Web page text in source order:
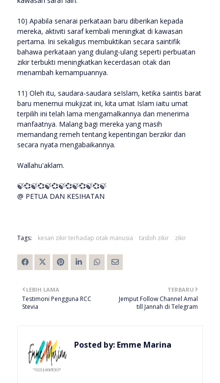
10) Apabila senarai perkataan baru diberikan kepada
mereka, aktiviti saraf kembali meningkat di kawasan
pertama. Ini sekaligus membuktikan secara saintifik
bahawa perkataan yang diulang-ulang seperti perbuatan
zikir terbukti meningkatkan kecerdasan otak dan
menambah kemampuannya.
11) Oleh itu, saudara-saudara seIslam, ketika saintis barat
baru menemui mukjizat ini, kita umat Islam iaitu umat
terpilih ini telah lama mengamalkannya dan menerima
manfaatnya. Malang bagi mereka yang masih
memandang remeh tentang kepentingan berzikir dan
secara nyata mengabaikannya.
Wallahu'aklam.
🍃💞🍃💞🍃💞🍃💞🍃💞🍃💞🍃
@ PETUA DAN KESIHATAN
Tags: kesan zikir terhadap otak manusia tasbih zikir zikir
TERBARU
Jemput Follow Channel Amal
till Jannah di Telegram
LEBIH LAMA
Testimoni Pengguna RCC
Stevia
Posted by: Emme Marina